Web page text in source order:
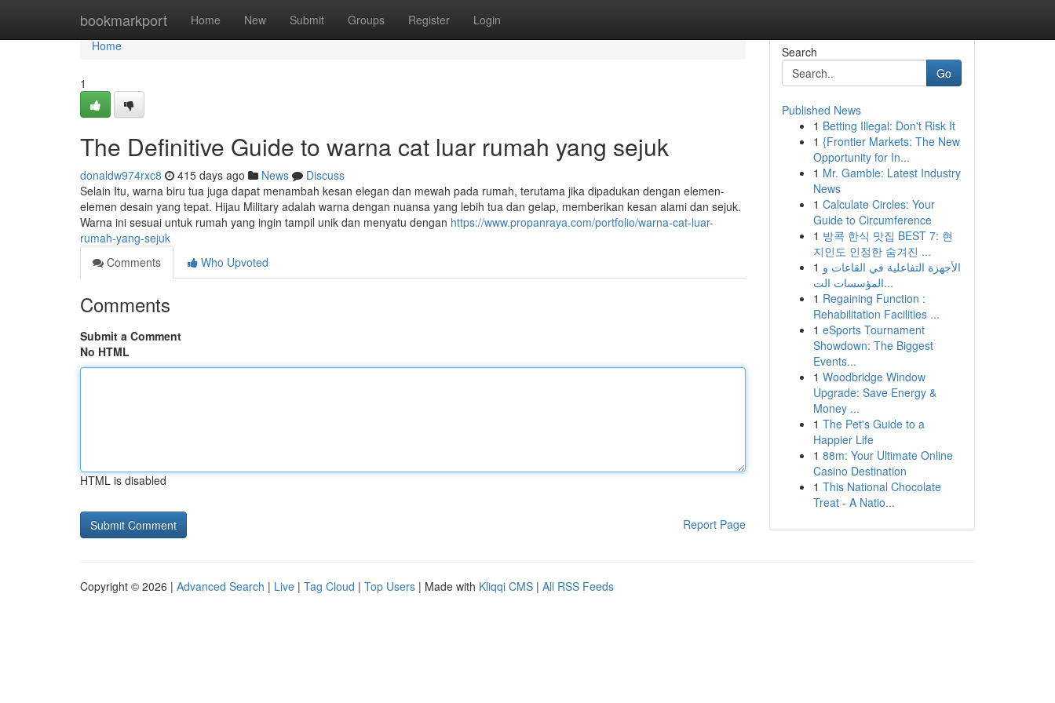
bookmarkport Home New Submit Groups Register Login
Home
Home
1
The Definitive Guide to warna cat luar rumah yang sejuk
donaldw974rxc8 415 days ago News
Discuss
Selain Itu, warna biru tua juga dapat menambah kesan elegan dan mewah pada rumah, terutama jika dipadukan dengan elemen-
elemen desain yang tepat. Hijau Military adalah warna dengan nuansa yang lebih tua dan gelap, memberikan kesan alami dan sejuk.
Warna ini sesuai untuk rumah yang ingin tampil unik dan menyatu dengan https://www.propanraya.com/portfolio/warna-cat-luar-
rumah-yang-sejuk
Comments
Who Upvoted
Comments
Submit a Comment
No HTML
HTML is disabled
Report Page
Search
Go
Published News
1 Betting Illegal: Don't Risk It
1 {Frontier Markets: The New
Opportunity for In...
1 Mr. Gamble: Latest Industry
News
1 Calculate Circles: Your
Guide to Circumference
1 방콕 한식 맛집 BEST 7: 현
지인도 인정한 숨겨진 ...
1 الأجهزة التفاعلية في القاعات و
المؤسسات الت...
1 Regaining Function :
Rehabilitation Facilities ...
1 eSports Tournament
Showdown: The Biggest
Events...
1 Woodbridge Window
Upgrade: Save Energy &
Money ...
1 The Pet's Guide to a
Happier Life
1 88m: Your Ultimate Online
Casino Destination
1 This National Chocolate
Treat - A Natio...
Copyright © 2026 | Advanced Search | Live | Tag Cloud | Top Users | Made with Kliqqi CMS | All RSS Feeds